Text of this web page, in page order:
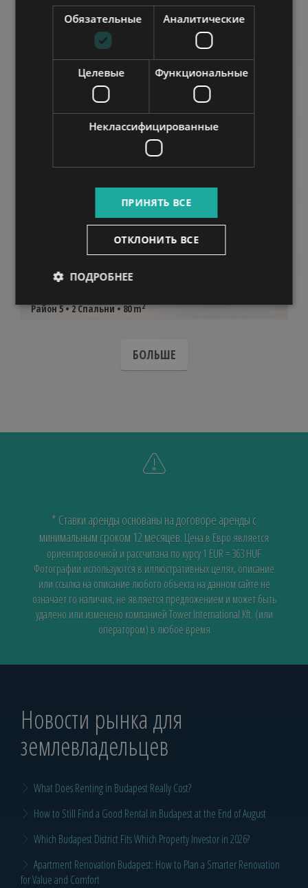
DOWNTOWN LOCATION
Арендная плата:
472.000 HUF
Район 5 • 2 Спальни • 81 m
DEÁK FERENC UTCA
Район 5 • 2 Спальни • 80 m2
БОЛЬШЕ
* Ставки аренды основаны на договоре аренды с
минимальным сроком 12 месяцев. Цена в Евро является
ориентировочной и рассчитана по курсу 1 EUR = 363 HUF
Фотографии используются в иллюстративных целях, описание
или ссылка на описание любого объекта на данном сайте не
означает го наличия, не является предложением и может быть
удалено или изменено компанией Tower International Kft. (или
оператором) в любое время
Новости рынка для
землевладельцев
What Does Renting in Budapest Really Cost?
How to Still Find a Good Rental in Budapest at the End of August
Which Budapest District Fits Which Property Investor in 2026?
Apartment Renovation Budapest: How to Plan a Smarter Renovation
for Value and Comfort
Обязательные Аналитические
Целевые Функциональные
Неклассифицированные
ПРИНЯТЬ ВСЕ
ОТКЛОНИТЬ ВСЕ
ПОДРОБНЕЕ